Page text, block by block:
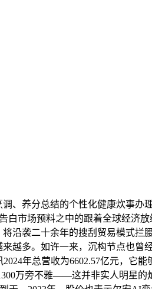
养分总结的个性化健康炊事办
白市场预料之中的跟着全球经
沿袭二十余年的搜刮贸易模式
越多。如许一来，沉构节点也曾
年总营收为6602.57亿元，它
万旁不雅——这并非实人明星